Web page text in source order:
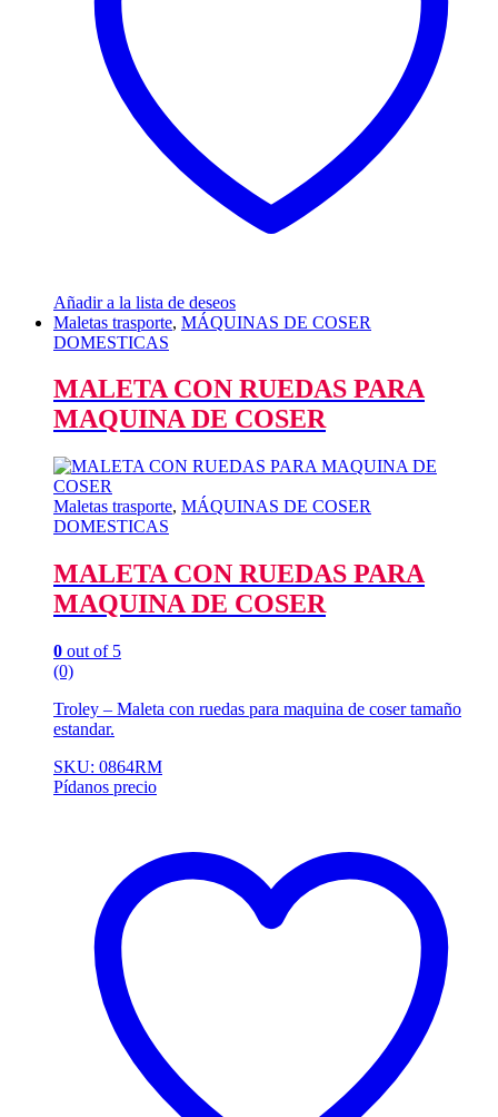
Añadir a la lista de deseos
Maletas trasporte, MÁQUINAS DE COSER
DOMESTICAS
MALETA CON RUEDAS PARA
MAQUINA DE COSER
Maletas trasporte, MÁQUINAS DE COSER
DOMESTICAS
MALETA CON RUEDAS PARA
MAQUINA DE COSER
0 out of 5
(0)
Troley – Maleta con ruedas para maquina de coser tamaño
estandar.
SKU: 0864RM
Pídanos precio